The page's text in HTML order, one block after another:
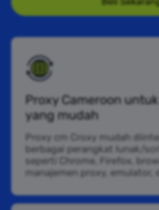
Proxy Cameroon
yang mudah
Proxy cm Croxy mudah
berbagai perangkat lunak/
seperti Chrome, Firefox,
manajemen proxy, emulator,